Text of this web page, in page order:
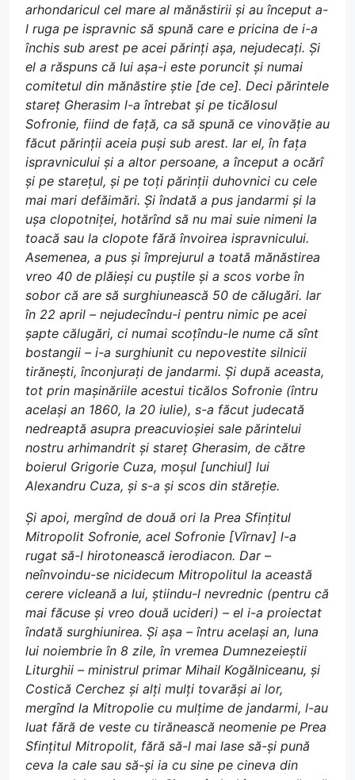
arhondaricul cel mare al mănăstirii și au început a-
l ruga pe ispravnic să spună care e pricina de i-a
închis sub arest pe acei părinți așa, nejudecați. Și
el a răspuns că lui așa-i este poruncit și numai
comitetul din mănăstire știe [de ce]. Deci părintele
stareț Gherasim l-a întrebat și pe ticălosul
Sofronie, fiind de față, ca să spună ce vinovăție au
făcut părinții aceia puși sub arest. Iar el, în fața
ispravnicului și a altor persoane, a început a ocărî
și pe starețul, și pe toți părinții duhovnici cu cele
mai mari defăimări. Și îndată a pus jandarmi și la
ușa clopotniței, hotărînd să nu mai suie nimeni la
toacă sau la clopote fără învoirea ispravnicului.
Asemenea, a pus și împrejurul a toată mănăstirea
vreo 40 de plăieși cu puștile și a scos vorbe în
sobor că are să surghiunească 50 de călugări. Iar
în 22 april – nejudecîndu-i pentru nimic pe acei
șapte călugări, ci numai scoțîndu-le nume că sînt
bostangii – i-a surghiunit cu nepovestite silnicii
tirănești, înconjurați de jandarmi. Și după aceasta,
tot prin mașinăriile acestui ticălos Sofronie (întru
același an 1860, la 20 iulie), s-a făcut judecată
nedreaptă asupra preacuvioșiei sale părintelui
nostru arhimandrit și stareț Gherasim, de către
boierul Grigorie Cuza, moșul [unchiul] lui
Alexandru Cuza, și s-a și scos din stăreție.
Și apoi, mergînd de două ori la Prea Sfințitul
Mitropolit Sofronie, acel Sofronie [Vîrnav] l-a
rugat să-l hirotonească ierodiacon. Dar –
neînvoindu-se nicidecum Mitropolitul la această
cerere vicleană a lui, știindu-l nevrednic (pentru că
mai făcuse și vreo două ucideri) – el i-a proiectat
îndată surghiunirea. Și așa – întru același an, luna
lui noiembrie în 8 zile, în vremea Dumnezeieștii
Liturghii – ministrul primar Mihail Kogălniceanu, și
Costică Cerchez și alți mulți tovarăși ai lor,
mergînd la Mitropolie cu mulțime de jandarmi, l-au
luat fără de veste cu tirănească neomenie pe Prea
Sfințitul Mitropolit, fără să-l mai lase să-și pună
ceva la cale sau să-și ia cu sine pe cineva din